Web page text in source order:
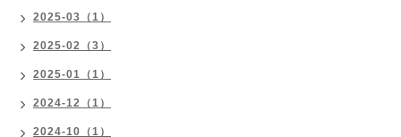
2025-03（1）
2025-02（3）
2025-01（1）
2024-12（1）
2024-10（1）